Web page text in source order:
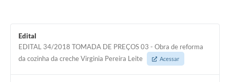
Terceiro Setor
Turismo Geral
Meio ambiente
Edital
EDITAL 34/2018 TOMADA DE PREÇOS 03 - Obra de reforma
da cozinha da creche Virginia Pereira Leite
Acessar